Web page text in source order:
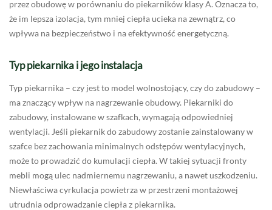
przez obudowę w porównaniu do piekarników klasy A. Oznacza to,
że im lepsza izolacja, tym mniej ciepła ucieka na zewnątrz, co
wpływa na bezpieczeństwo i na efektywność energetyczną.
Typ piekarnika i jego instalacja
Typ piekarnika – czy jest to model wolnostojący, czy do zabudowy –
ma znaczący wpływ na nagrzewanie obudowy. Piekarniki do
zabudowy, instalowane w szafkach, wymagają odpowiedniej
wentylacji. Jeśli piekarnik do zabudowy zostanie zainstalowany w
szafce bez zachowania minimalnych odstępów wentylacyjnych,
może to prowadzić do kumulacji ciepła. W takiej sytuacji fronty
mebli mogą ulec nadmiernemu nagrzewaniu, a nawet uszkodzeniu.
Niewłaściwa cyrkulacja powietrza w przestrzeni montażowej
utrudnia odprowadzanie ciepła z piekarnika.